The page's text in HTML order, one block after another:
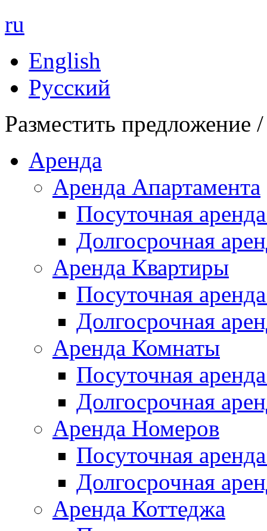
ru
English
Русский
Разместить предложение
Аренда
Аренда Апартамента
Посуточная
Долгосрочная
Аренда Квартиры
Посуточная
Долгосрочная
Аренда Комнаты
Посуточная
Долгосрочная
Аренда Номеров
Посуточная
Долгосрочная
Аренда Коттеджа